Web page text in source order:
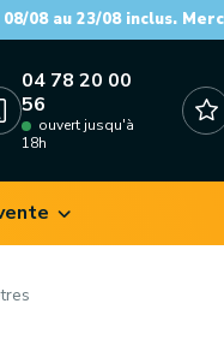
08 au 23/08 inclus.
04 78 20 00
56
ouvert jusqu'à
18h